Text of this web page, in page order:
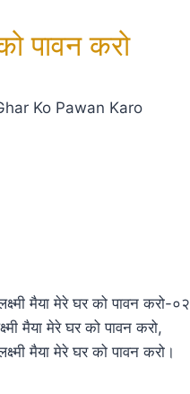
पावन करो
Ko Pawan Karo
मैया मेरे घर को पावन करो-०२
मैया मेरे घर को पावन करो,
मैया मेरे घर को पावन करो।